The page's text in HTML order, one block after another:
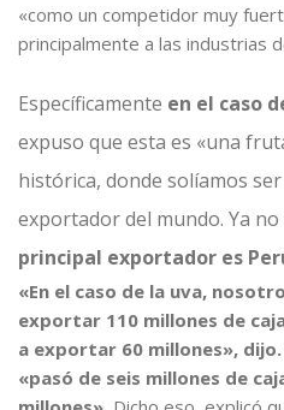
«como un competidor muy
principalmente a las industrias
Específicamente en el caso
expuso que esta es «una
histórica, donde solíamos
exportador del mundo. Ya no
principal exportador es
«En el caso de la uva,
exportar 110 millones de
a exportar 60 millones»,
«pasó de seis millones de